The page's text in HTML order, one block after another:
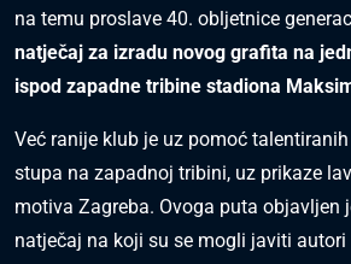
na temu proslave 40. obljetnice
natječaj za izradu novog grafita na
ispod zapadne tribine stadiona
Već ranije klub je uz pomoć
stupa na zapadnoj tribini, uz prikaze
motiva Zagreba. Ovoga puta objavljen
natječaj na koji su se mogli javiti autori